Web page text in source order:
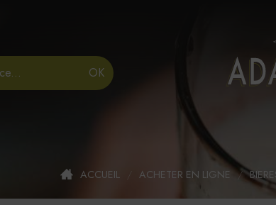
ACCUEIL ACHETER EN LIGNE /